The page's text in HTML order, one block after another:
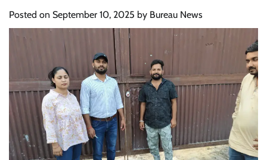
Posted on September 10, 2025 by Bureau News